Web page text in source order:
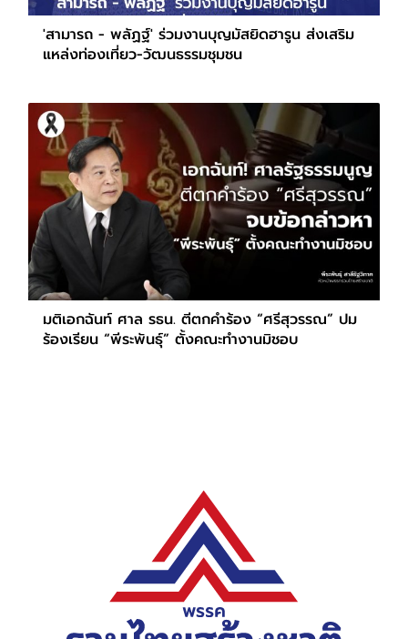
'สามารถ - พลัฏฐ์' ร่วมงานบุญมัสยิดฮารูน ส่งเสริม
แหล่งท่องเที่ยว-วัฒนธรรมชุมชน
มติเอกฉันท์ ศาล รธน. ตีตกคำร้อง “ศรีสุวรรณ” ปม
ร้องเรียน “พีระพันธุ์” ตั้งคณะทำงานมิชอบ